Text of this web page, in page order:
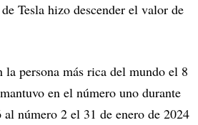
Tesla hizo descender el valor de
la persona más rica del mundo el 8
en el número uno durante
número 2 el 31 de enero de 2024